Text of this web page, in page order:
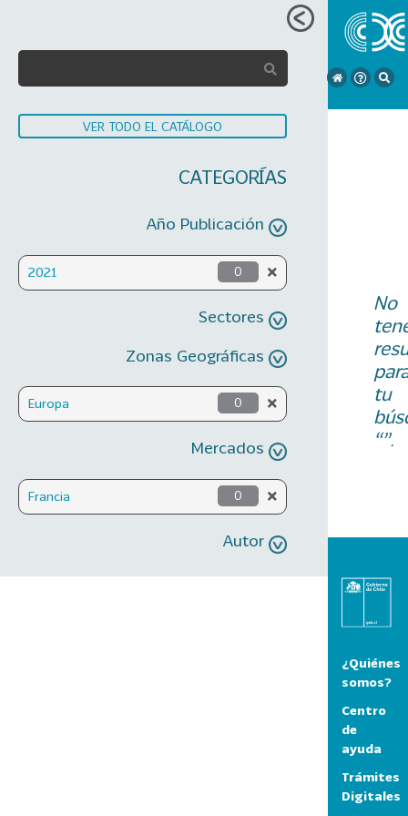
VER TODO EL CATÁLOGO
CATEGORÍAS
Año Publicación
2021 0
Sectores
Zonas Geográficas
Europa 0
Mercados
Francia 0
Autor
No
tu
“”.
¿Quiénes
somos?
Centro
de
ayuda
Trámites
Digitales